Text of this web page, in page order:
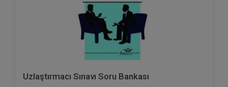
Uzlaştırmacı Sınavı Soru Bankası